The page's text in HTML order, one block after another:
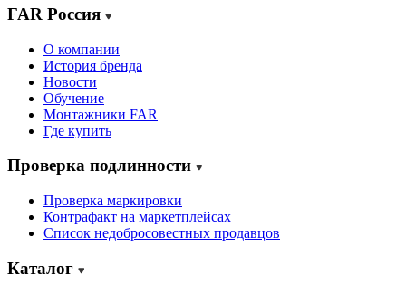
FAR Россия
О компании
История бренда
Новости
Обучение
Монтажники FAR
Где купить
Проверка подлинности
Проверка маркировки
Контрафакт на маркетплейсах
Cписок недобросовестных продавцов
Каталог